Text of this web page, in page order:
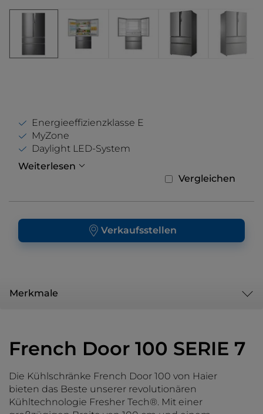
Energieeffizienzklasse E
MyZone
Daylight LED-System
Weiterlesen
Vergleichen
Verkaufsstellen
Merkmale
French Door 100 SERIE 7
Die Kühlschränke French Door 100 von Haier
bieten das Beste unserer revolutionären
Kühltechnologie Fresher Tech®. Mit einer